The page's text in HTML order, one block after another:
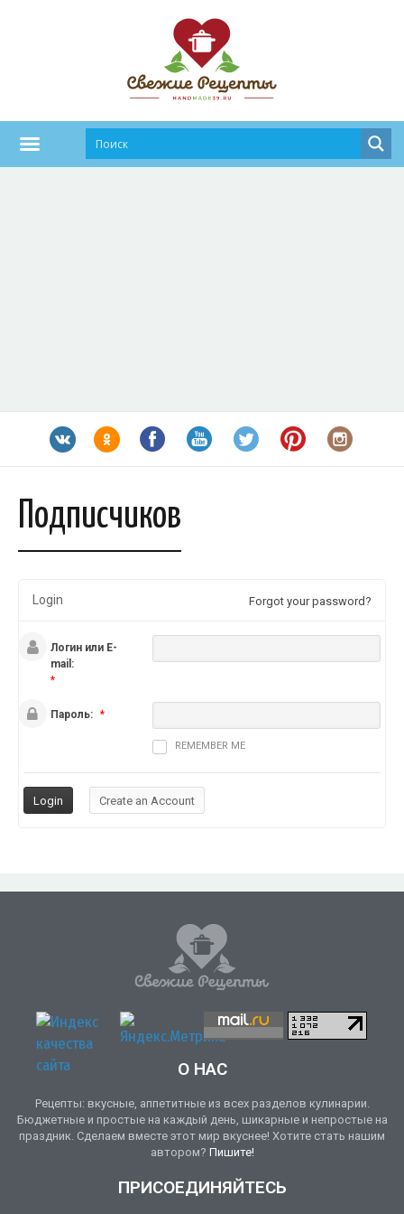
Подписчиков
Login Forgot your password?
Логин или E-
mail:
*
Пароль: *
REMEMBER ME
О НАС
Рецепты: вкусные, аппетитные из всех разделов кулинарии.
Бюджетные и простые на каждый день, шикарные и непростые на
праздник. Сделаем вместе этот мир вкуснее! Хотите стать нашим
автором? Пишите!
ПРИСОЕДИНЯЙТЕСЬ